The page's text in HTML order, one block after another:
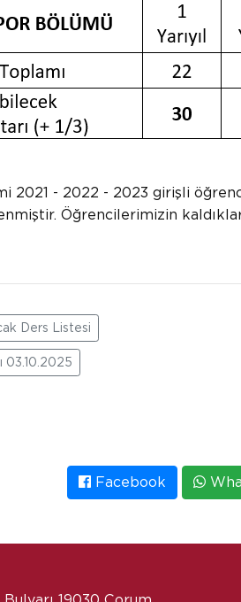
2021 - 2022 - 2023 girişli
Öğrencilerimizin
Ders Listesi
03.10.2025
Facebook